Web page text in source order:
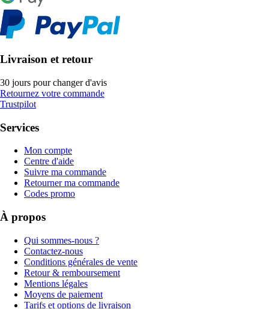
Livraison et retour
30 jours pour changer d'avis
Retournez votre commande
Trustpilot
Services
Mon compte
Centre d'aide
Suivre ma commande
Retourner ma commande
Codes promo
À propos
Qui sommes-nous ?
Contactez-nous
Conditions générales de vente
Retour & remboursement
Mentions légales
Moyens de paiement
Tarifs et options de livraison